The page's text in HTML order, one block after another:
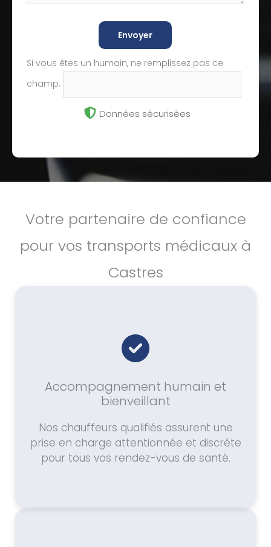
Envoyer
Si vous êtes un humain, ne remplissez pas ce
champ.
Données sécurisées
Votre partenaire de confiance
pour vos transports médicaux à
Castres
Accompagnement humain et
bienveillant
Nos chauffeurs qualifiés assurent une
prise en charge attentionnée et discrète
pour tous vos rendez-vous de santé.